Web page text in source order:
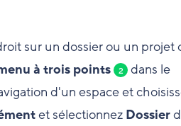
sur un dossier ou un projet
à trois points 2
dans le
d'un espace et
et sélectionnez Dossier